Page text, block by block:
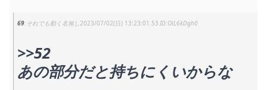
69 それでも動く名無し2023/07/02(日) 13:23:01.53 OlL6kDgh0
>>52
あの部分だと持ちにくいからな